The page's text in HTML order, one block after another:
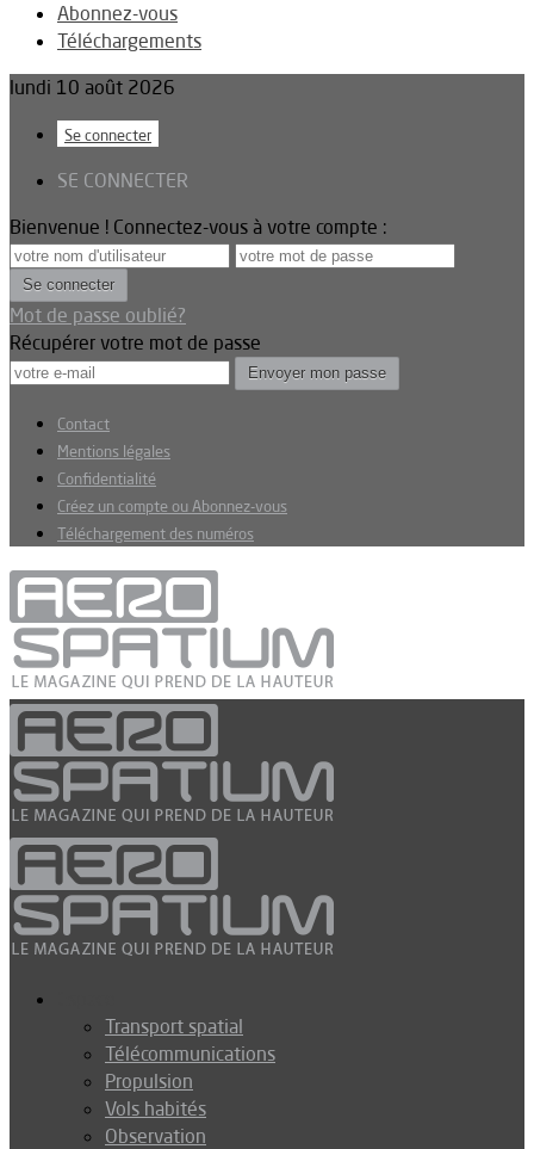
Abonnez-vous
Téléchargements
lundi 10 août 2026
Se connecter
SE CONNECTER
Bienvenue ! Connectez-vous à votre compte :
Mot de passe oublié?
Récupérer votre mot de passe
Contact
Mentions légales
Confidentialité
Créez un compte ou Abonnez-vous
Téléchargement des numéros
Transport spatial
Télécommunications
Propulsion
Vols habités
Observation